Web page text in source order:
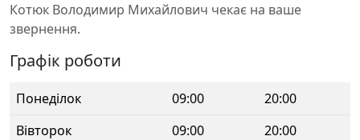
Котюк Володимир Михайлович чекає на ваше
звернення.
Графік роботи
Понеділок 09:00
20:00
Вівторок
09:00
20:00